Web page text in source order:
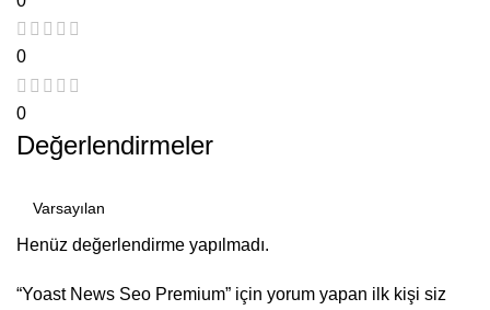
0
0
Değerlendirmeler
Henüz değerlendirme yapılmadı.
“Yoast News Seo Premium” için yorum yapan ilk kişi siz